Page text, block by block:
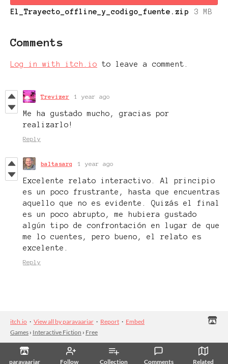
paravaariar Follow Collection Comments Related
El_Trayecto_offline_y_codigo_fuente.zip 3 MB
Comments
Log in with itch.io to leave a comment.
Trevizer 1 year ago
Me ha gustado mucho, gracias por
realizarlo!
Reply
baltasarq 1 year ago
Excelente relato interactivo. Al principio
es un poco frustrante, hasta que encuentras
aquello que no es evidente. Quizás el final
es un poco abrupto, me hubiera gustado
algún tipo de confrontación en lugar de que
me lo cuentes, pero bueno, el relato es
excelente.
Reply
itch.io · View all by paravaariar · Report · Embed
Games › Interactive Fiction › Free